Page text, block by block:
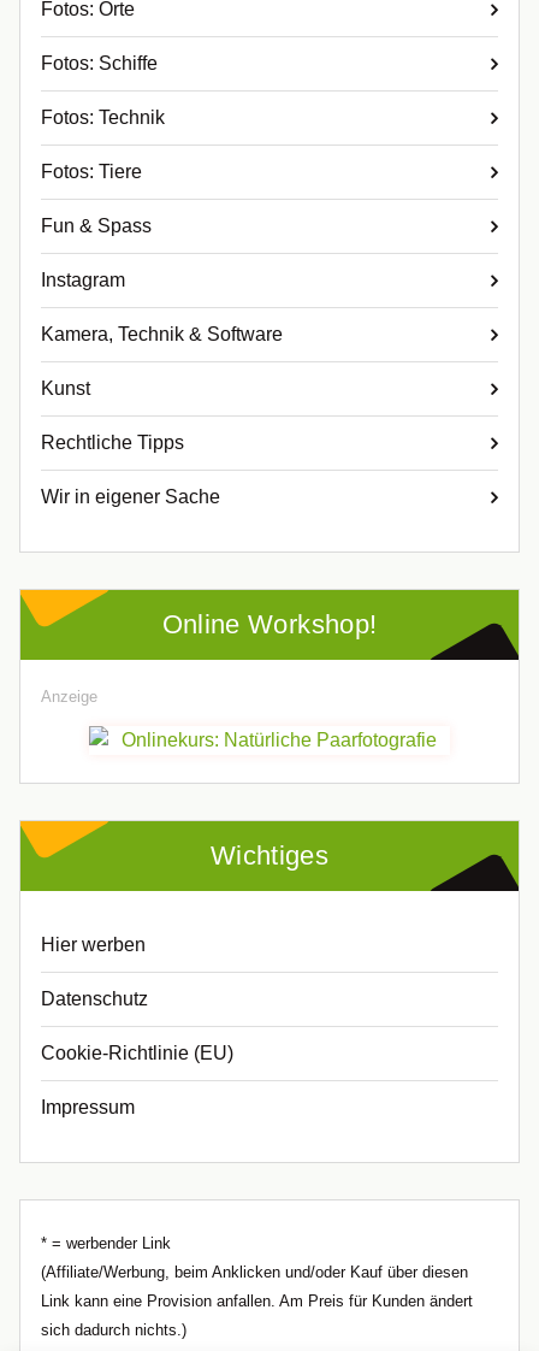
Fotos: Orte
Fotos: Schiffe
Fotos: Technik
Fotos: Tiere
Fun & Spass
Instagram
Kamera, Technik & Software
Kunst
Rechtliche Tipps
Wir in eigener Sache
Online Workshop!
Anzeige
Wichtiges
Hier werben
Datenschutz
Cookie-Richtlinie (EU)
Impressum
* = werbender Link
(Affiliate/Werbung, beim Anklicken und/oder Kauf über diesen
Link kann eine Provision anfallen. Am Preis für Kunden ändert
sich dadurch nichts.)